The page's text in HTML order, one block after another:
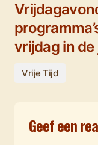
vrijdag in
Vrije Tijd
Geef een